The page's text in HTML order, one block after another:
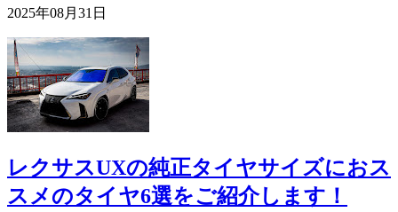
2025年08月31日
レクサスUXの純正タイヤサイズにおス
スメのタイヤ6選をご紹介します！